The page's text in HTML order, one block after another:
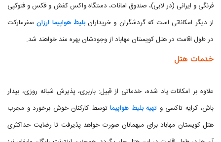
فرنگی و ایرانی (در لابی)، صندوق امانات، دستگاه واکس کفش و فکس و فتوکپی
از دیگر امکاناتی است که گردشگران و خریدارانبلیط هواپیما ارزانسفرمارکت
در طول اقامت در هتل کویستان مهاباد از وجودشان بهره مند خواهند شد.
خدمات هتل
علاوه بر امکانات یاد شده، خدماتی از قبیل: باربری، پذیرش شبانه روزی، بیدار
باش، کرایه تاکسی و تهیه بلیط هواپیما توسط کارکنان خوش برخورد و مجرب
هتل کویستان مهاباد برای میهمانان صورت خواهد پذیرفت تا رضایت حداکثری